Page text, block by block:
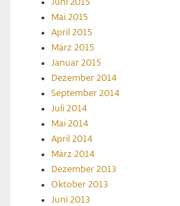
Mai 2015
April 2015
März 2015
Januar 2015
Dezember 2014
September 2014
Juli 2014
Mai 2014
April 2014
März 2014
Dezember 2013
Oktober 2013
Juni 2013